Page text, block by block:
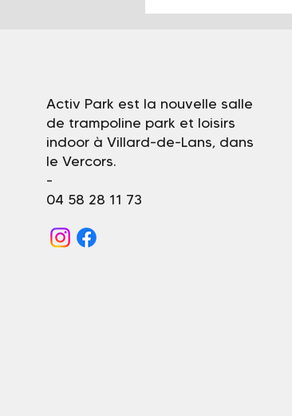
Au programme
Activ Park est la nouvelle salle
de trampoline park et loisirs
indoor à Villard-de-Lans, dans
le Vercors.
-
04 58 28 11 73